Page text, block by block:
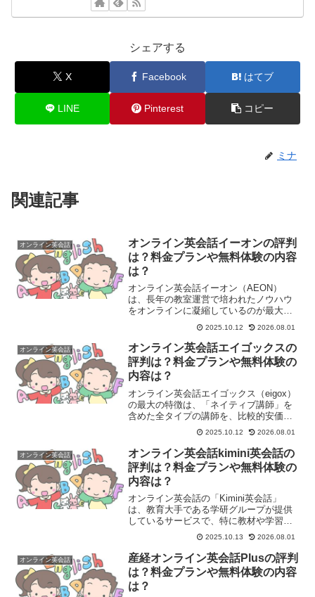
シェアする
X Facebook はてブ
LINE Pinterest コピー
ミナ
関連記事
オンライン英会話
オンライン英会話イーオンの評判
は？料金プランや無料体験の内容
は？
オンライン英会話イーオン（AEON）
は、長年の教室運営で培われたノウハウ
をオンラインに凝縮しているのが最大の
特徴です。一般的な格安オンライン英会
話とは異なり、**「質」と「サポート体
制」**を重視したサービスを提供してい
ます。イーオンオンラ...
2025.10.12 2026.08.01
オンライン英会話
オンライン英会話エイゴックスの
評判は？料金プランや無料体験の
内容は？
オンライン英会話エイゴックス（eigox）
の最大の特徴は、「ネイティブ講師」を
含めた全タイプの講師を、比較的安価な
料金で自由に選べることです。特に「ネ
イティブ講師に習いたいが、費用は抑え
たい」という方や、初心者で日本語サポ
ートが必要な方に強...
2025.10.12 2026.08.01
オンライン英会話
オンライン英会話kimini英会話の
評判は？料金プランや無料体験の
内容は？
オンライン英会話の「Kimini英会話」
は、教育大手である学研グループが提供
しているサービスで、特に教材や学習シ
ステムに強みがあります。主な特徴とお
すすめポイントは以下の通りです。
Kimini英会話の主な特徴とおすすめポイ
ント1. 学研のノ...
2025.10.13 2026.08.01
オンライン英会話
産経オンライン英会話Plusの評判
は？料金プランや無料体験の内容
は？